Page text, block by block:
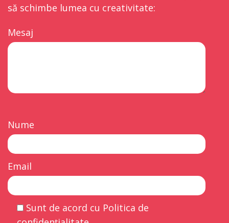
să schimbe lumea cu creativitate:
Mesaj
Nume
Email
Sunt de acord cu Politica de